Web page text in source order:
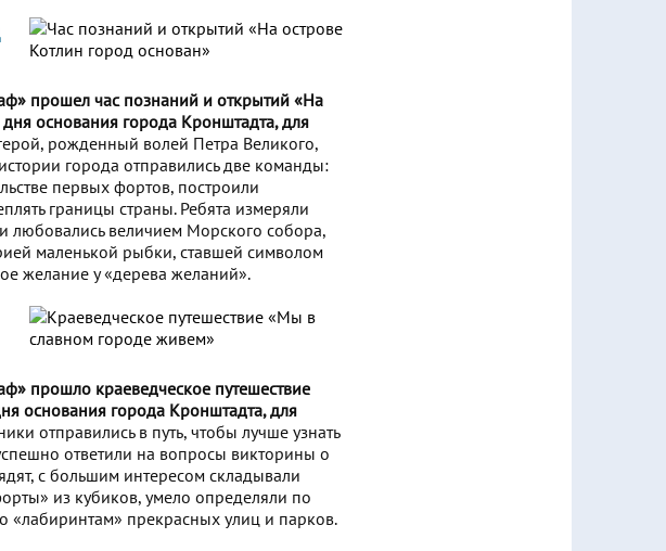
прошел час познаний и открытий «На
основания города Кронштадта, для
рожденный волей Петра Великого,
города отправились две команды:
первых фортов, построили
границы страны. Ребята измеряли
любовались величием Морского собора,
маленькой рыбки, ставшей символом
желание у «дерева желаний».
прошло краеведческое путешествие
основания города Кронштадта, для
отправились в путь, чтобы лучше узнать
ответили на вопросы викторины о
с большим интересом складывали
из кубиков, умело определяли по
«лабиринтам» прекрасных улиц и парков.